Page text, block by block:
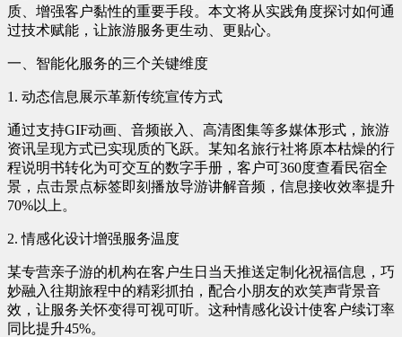
质、增强客户黏性的重要手段。本文将从实践角度探讨如何通
过技术赋能，让旅游服务更生动、更贴心。
一、智能化服务的三个关键维度
1. 动态信息展示革新传统宣传方式
通过支持GIF动画、音频嵌入、高清图集等多媒体形式，旅游
资讯呈现方式已实现质的飞跃。某知名旅行社将原本枯燥的行
程说明书转化为可交互的数字手册，客户可360度查看民宿全
景，点击景点标签即刻播放导游讲解音频，信息接收效率提升
70%以上。
2. 情感化设计增强服务温度
某专营亲子游的机构在客户生日当天推送定制化祝福信息，巧
妙融入往期旅程中的精彩抓拍，配合小朋友的欢笑声背景音
效，让服务关怀变得可视可听。这种情感化设计使客户续订率
同比提升45%。